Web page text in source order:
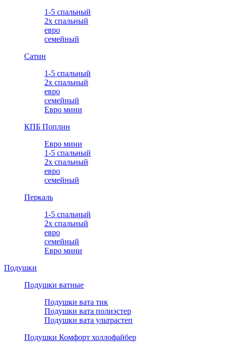
1-5 спальный
2х спальный
евро
семейный
Сатин
1-5 спальный
2х спальный
евро
семейный
Евро мини
КПБ Поплин
Евро мини
1-5 спальный
2х спальный
евро
семейный
Перкаль
1-5 спальный
2х спальный
евро
семейный
Евро мини
Подушки
Подушки ватные
Подушки вата тик
Подушки вата полиэстер
Подушки вата ультрастеп
Подушки Комфорт холлофайбер